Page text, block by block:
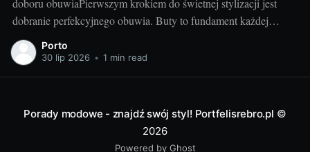
dobranie perfekcyjnego obuwia. Buty to fundament każdej
modnej kobiety, które decydują o komforcie i zakresie ruchu, ale
przede wszystkim są elementem wyrazu i kontynuacją naszej
Porto
30 lip 2026 • 1 min read
Porady modowe - znajdź swój styl! Portfelisrebro.pl ©
2026
Powered by Ghost